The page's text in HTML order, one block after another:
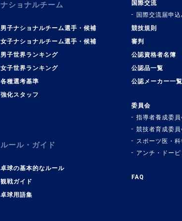
ナショナルチーム
男子ナショナルチーム選手・候補
女子ナショナルチーム選手・候補
男子世界ランキング
女子世界ランキング
各種選考基準
強化スタッフ
ルール・ガイド
卓球の基本的なルール
観戦ガイド
卓球用語集
国際交流
国際交流届申
競技規則
審判
公認資格者名簿
公認品一覧
公認メーカー一覧
委員会
指導者養成委員
競技者育成委員
スポーツ医・
アンチ・ドー
FAQ